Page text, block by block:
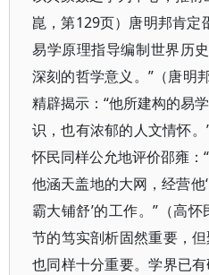
崑，第129页）唐明邦肯定
易学原理指导编制世界历
深刻的哲学意义。”（唐明
精辟揭示：“他所建构的易
识，也有浓郁的人文情怀
怀民同样公允地评价邵雍：
他涵天盖地的大网，经营他
霸大铺舒’的工作。”（高
节的笃实剖析固然重要，
也同样十分重要。学界已